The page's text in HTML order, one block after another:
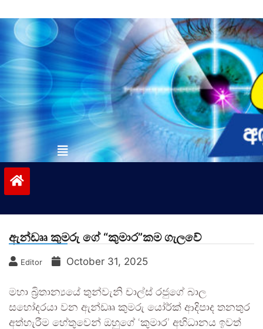
to
contentvinivida.lk
ඇන්ඩෘෘ කුමරු ගේ “කුමාර”කම ගැලවේ
Editor October 31, 2025
මහා බ්‍රිතාන්‍යයේ තුන්වැනි චාල්ස් රජුගේ බාල
සහෝදරයා වන ඇන්ඩෘෘ කුමරු යෝර්ක් ආදිපාද තනතුර
අත්හැරීම හේතුවෙන් ඔහුගේ ‘කුමාර’ අභිධානය ඉවත්